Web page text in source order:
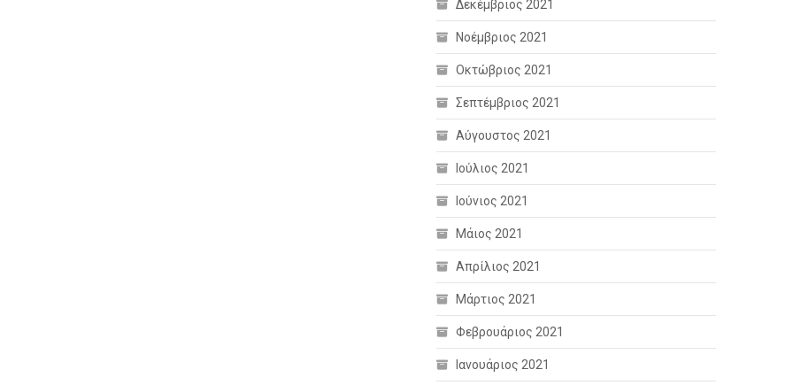
Δεκέμβριος 2021
Νοέμβριος 2021
Οκτώβριος 2021
Σεπτέμβριος 2021
Αύγουστος 2021
Ιούλιος 2021
Ιούνιος 2021
Μάιος 2021
Απρίλιος 2021
Μάρτιος 2021
Φεβρουάριος 2021
Ιανουάριος 2021